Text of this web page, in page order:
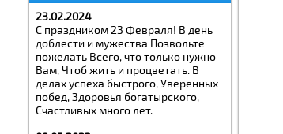
23.02.2024
С праздником 23 Февраля! В день
доблести и мужества Позвольте
пожелать Всего, что только нужно
Вам, Чтоб жить и процветать. В
делах успеха быстрого, Уверенных
побед, Здоровья богатырского,
Счастливых много лет.